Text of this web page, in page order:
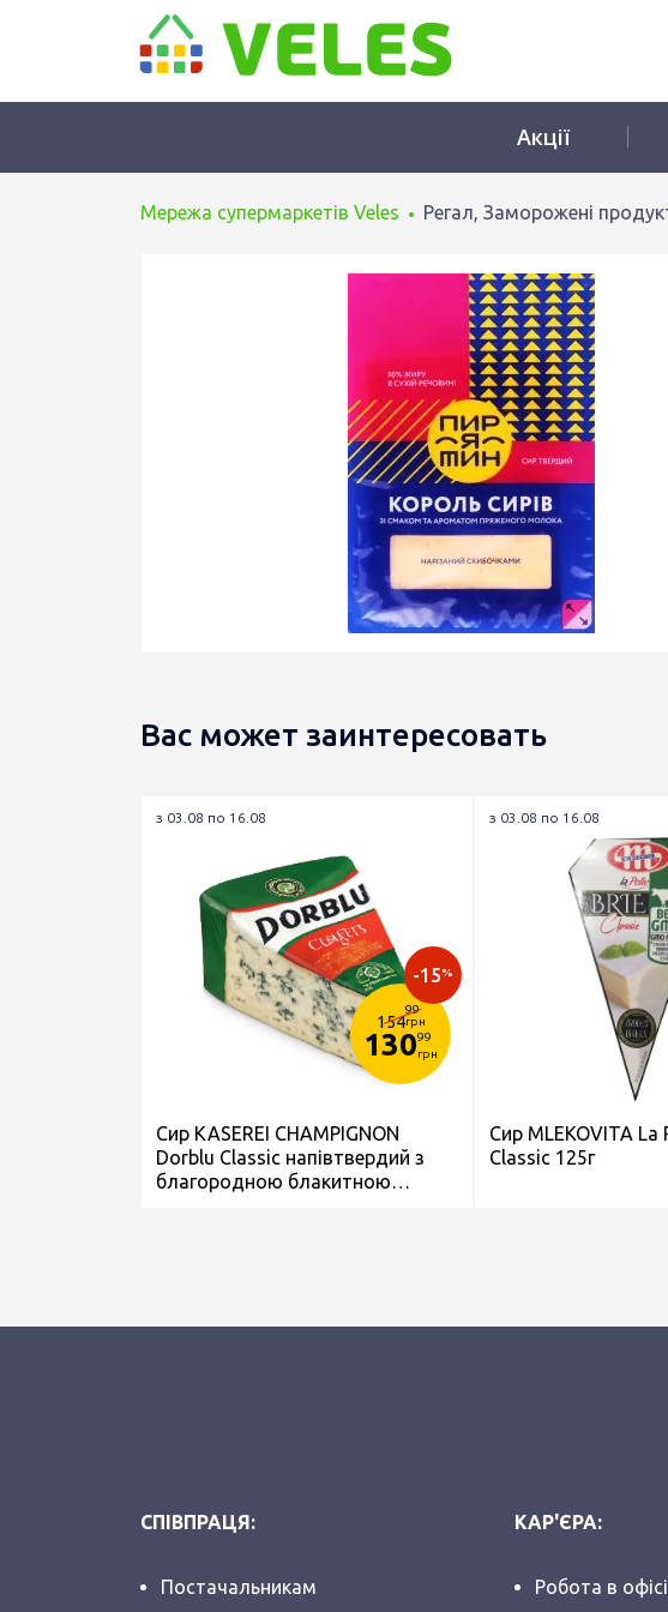
Акції
Мережа супермаркетів Veles Регал, Заморожені
Вас может заинтересовать
з 03.08 по 16.08
154
99
грн
13099
грн
-15%
Сир KASEREI CHAMPIGNON
Dorblu Classic напівтвердий з
благородною блакитною
з 03.08 по 16.08
Сир MLEKOVITA La
Classic 125г
СПІВПРАЦЯ:
Постачальникам
КАР'ЄРА:
Робота в офісі